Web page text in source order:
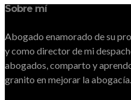
Sobre mí
Abogado enamorado de su
y como director de mi
abogados, comparto y
granito en mejorar la abogacía.